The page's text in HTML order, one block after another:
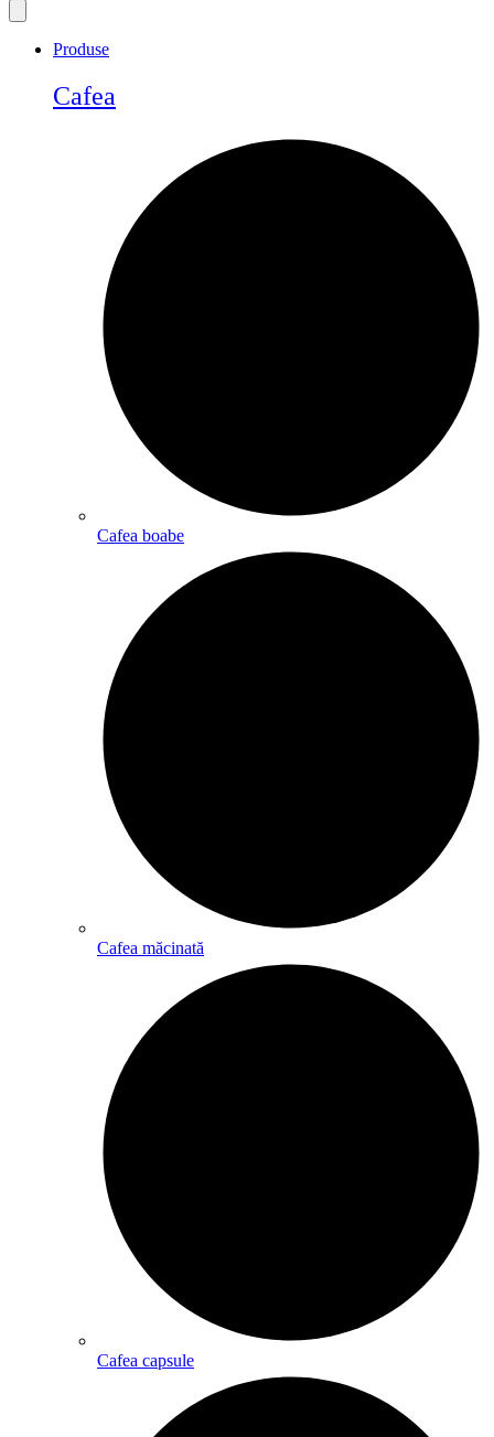
Produse
Cafea
Cafea boabe
Cafea măcinată
Cafea capsule